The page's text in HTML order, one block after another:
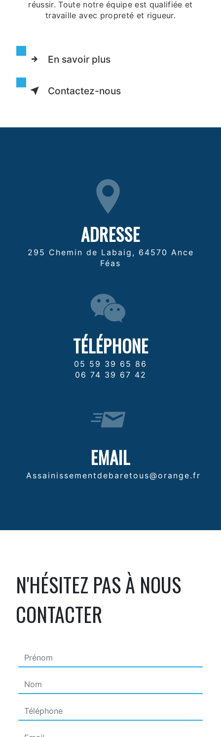
réussir. Toute notre équipe est qualifiée et
travaille avec propreté et rigueur.
En savoir plus
Contactez-nous
ADRESSE
295 Chemin de Labaig, 64570 Ance
Féas
TÉLÉPHONE
05 59 39 65 86
06 74 39 67 42
EMAIL
assainissementdebaretous@orange.fr
N'HÉSITEZ PAS À NOUS
CONTACTER